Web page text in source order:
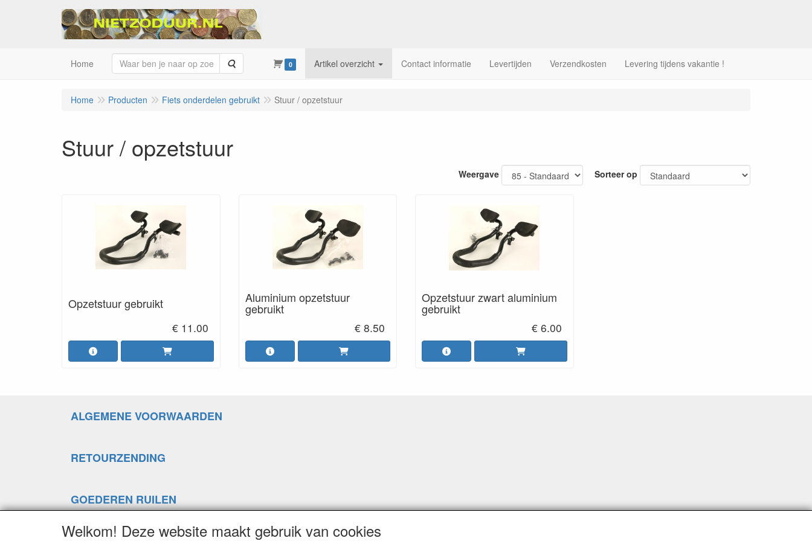
Home Zoeken 0 Artikel overzicht Contact informatie Levertijden Verzendkosten Levering tijdens vakantie !
Home Producten Fiets onderdelen gebruikt Stuur / opzetstuur
Stuur / opzetstuur
Weergave Sorteer op
Opzetstuur gebruikt
€ 11.00
Aluminium opzetstuur
gebruikt
€ 8.50
Opzetstuur zwart aluminium
gebruikt
€ 6.00
ALGEMENE VOORWAARDEN
RETOURZENDING
GOEDEREN RUILEN
Welkom! Deze website maakt gebruik van cookies